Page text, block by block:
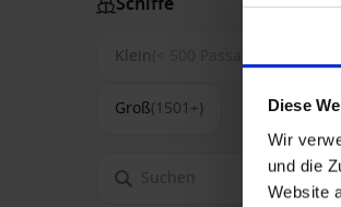
Diese
Wir
und die
Website
Klein
Groß(1501+)